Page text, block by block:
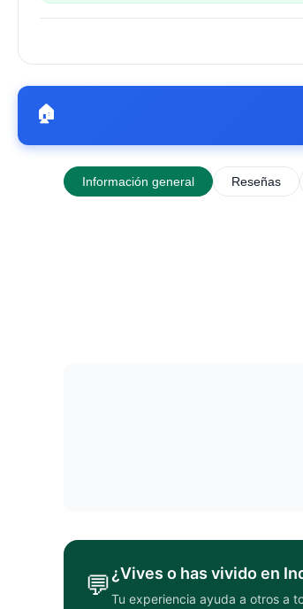
🏠
Información general Reseñas
💬¿Vives o has vivido en
Tu experiencia ayuda a otros a